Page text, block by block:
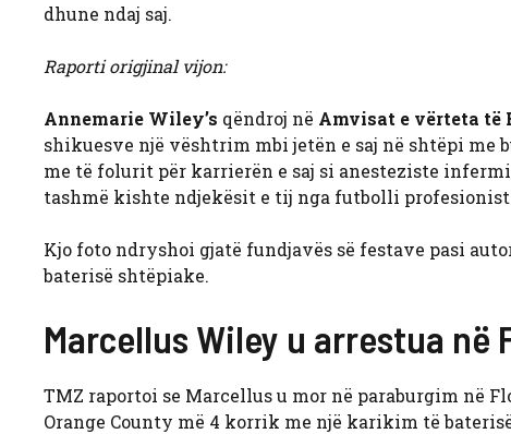
dhune ndaj saj.
Raporti origjinal vijon:
Annemarie Wiley’s qëndroj në Amvisat e vërteta të
shikuesve një vështrim mbi jetën e saj në shtëpi me
me të folurit për karrierën e saj si anesteziste
tashmë kishte ndjekësit e tij nga futbolli
Kjo foto ndryshoi gjatë fundjavës së festave pasi
baterisë shtëpiake.
Marcellus Wiley u arrestua
TMZ raportoi se Marcellus u mor në paraburgim në
Orange County më 4 korrik me një karikim të